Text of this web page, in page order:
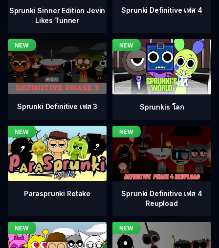
Sprunki Sinner Edition Jevin
Likes Tunner
Sprunki Definitive เฟส 4
Sprunki Definitive เฟส 3 Sprunkis โลก
Parasprunki Retake
Sprunki Definitive เฟส 4
Reupload